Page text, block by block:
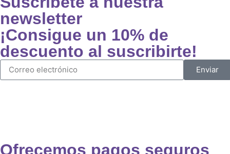
newsletter
¡Consigue un 10% de
descuento al suscribirte!
Enviar
Ofrecemos pagos seguros